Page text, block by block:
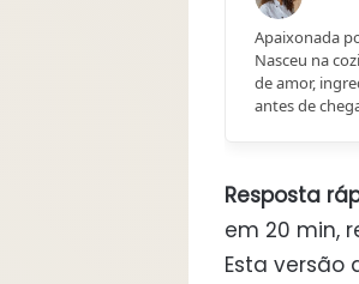
Apaixonada
Nasceu na
de amor,
antes de
Resposta
em 20 min,
Esta versão